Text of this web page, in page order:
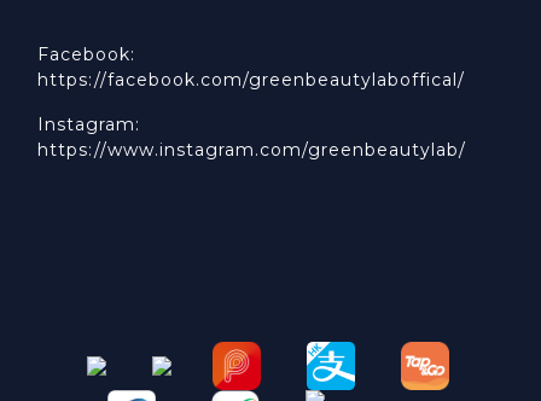
Facebook:
https://facebook.com/greenbeautylaboffical/
Instagram:
https://www.instagram.com/greenbeautylab/